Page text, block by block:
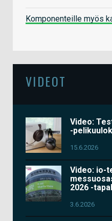
Komponenteille myös
VIDEOT
Video:
-
15.6.2026
Video: io-
2026 -
3.6.2026